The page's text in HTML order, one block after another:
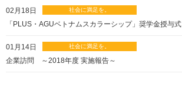
02月18日
「PLUS・AGUベトナムスカラーシップ」奨学金授与式
01月14日
企業訪問 ～2018年度 実施報告～